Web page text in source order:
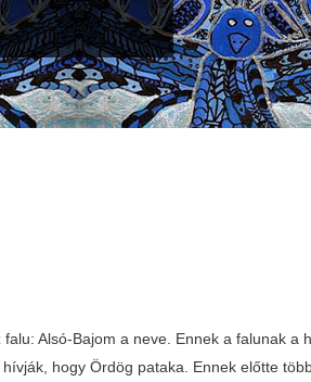
Alsó-Bajom a neve. Ennek a falunak a
hogy Ördög pataka. Ennek előtte